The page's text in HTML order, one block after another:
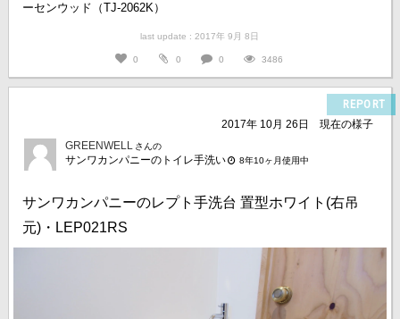
ーセンウッド（TJ-2062K）
last update : 2017年 9月 8日
0 0 0 3486
REPORT
2017年 10月 26日
現在の様子
GREENWELL さんの
サンワカンパニーのトイレ手洗い 8年10ヶ月使用中
サンワカンパニーのレプト手洗台 置型ホワイト(右吊
元)・LEP021RS